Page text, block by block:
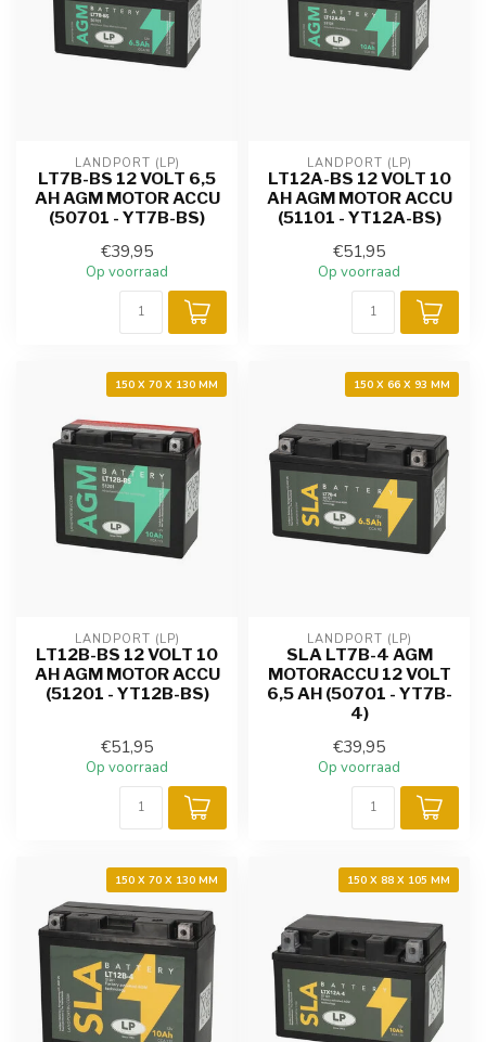
LANDPORT (LP)
LT7B-BS 12 VOLT 6,5
AH AGM MOTOR ACCU
(50701 - YT7B-BS)
€39,95
Op voorraad
LANDPORT (LP)
LT12A-BS 12 VOLT 10
AH AGM MOTOR ACCU
(51101 - YT12A-BS)
€51,95
Op voorraad
150 X 70 X 130 MM
LANDPORT (LP)
LT12B-BS 12 VOLT 10
AH AGM MOTOR ACCU
(51201 - YT12B-BS)
€51,95
Op voorraad
150 X 66 X 93 MM
LANDPORT (LP)
SLA LT7B-4 AGM
MOTORACCU 12 VOLT
6,5 AH (50701 - YT7B-
4)
€39,95
Op voorraad
150 X 70 X 130 MM 150 X 88 X 105 MM